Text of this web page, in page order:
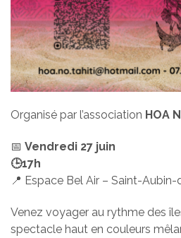
Organisé par l’association HOA
📅 Vendredi 27 juin
🕒17h
📍 Espace Bel Air – Saint-
Venez voyager au rythme des
spectacle haut en couleurs